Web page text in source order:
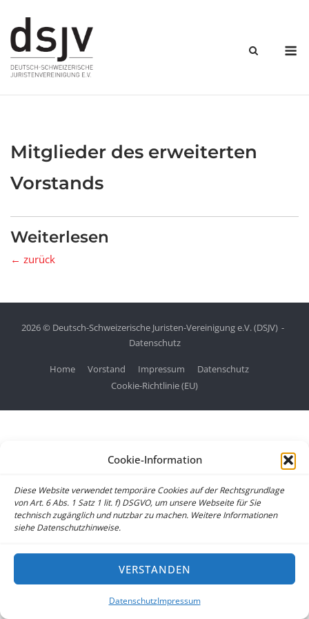
Cookie-Information
Diese Website verwendet temporäre Cookies auf der Rechtsgrundlage
von Art. 6 Abs. 1 Satz 1 lit. f) DSGVO, um unsere Webseite für Sie
technisch zugänglich und nutzbar zu machen. Weitere Informationen
siehe Datenschutzhinweise.
VERSTANDEN
DatenschutzImpressum
content
Mitglieder des erweiterten
Vorstands
Weiterlesen
← zurück
2026 © Deutsch-Schweizerische Juristen-Vereinigung e.V. (DSJV)
Datenschutz
Home Vorstand Impressum
Datenschutz
Cookie-Richtlinie (EU)